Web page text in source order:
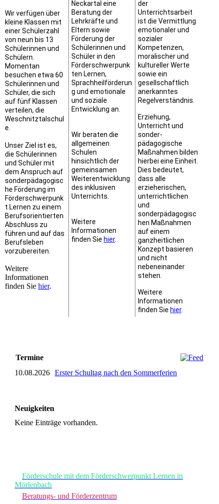
Wir verfügen über
kleine Klassen mit
einer Schülerzahl
von neun bis 13
Schülerinnen und
Schülern.
Momentan
besuchen etwa 60
Schülerinnen und
Schüler, die sich
auf fünf Klassen
verteilen, die
Weschnitztalschul
e.
Unser Ziel ist es,
die Schülerinnen
und Schüler mit
dem Anspruch auf
sonderpädagogisc
he Förderung im
Förderschwerpunk
t Lernen zu einem
Berufsorientierten
Abschluss zu
führen und auf das
Berufsleben
vorzubereiten.
Weitere
Informationen
finden Sie hier.
Neckartal eine
Beratung der
Lehrkräfte und
Eltern sowie
Förderung der
Schülerinnen und
Schüler in den
Förderschwerpunk
ten Lernen,
Sprachheilförderun
g und emotionale
und soziale
Entwicklung an.
Wir beraten die
allgemeinen
Schulen
hinsichtlich der
gemeinsamen
Weiterentwicklung
des inklusiven
Unterrichts.
Weitere
Informationen
finden Sie hier.
der
Unterrichtsarbeit
ist die Vermittlung
emotionaler und
sozialer
Kompetenzen,
moralischer und
kultureller Werte
sowie ein
gesellschaftlich
anerkanntes
Regelverständnis.
Erziehung,
Unterricht und
sonder-
pädagogische
Maßnahmen bilden
hierbei eine Einheit.
Dies bedeutet,
dass alle
erzieherischen,
unterrichtlichen
und
sonderpädagogisc
hen Maßnahmen
auf einem
ganzheitlichen
Konzept basieren
und nicht
nebeneinander
stehen.
Weitere
Informationen
finden Sie hier.
Termine
10.08.2026 Erster Schultag nach den Sommerferien
Neuigkeiten
Keine Einträge vorhanden.
Förderschule mit dem Förderschwerpunkt Lernen in
Mörlenbach
Beratungs- und Förderzentrum